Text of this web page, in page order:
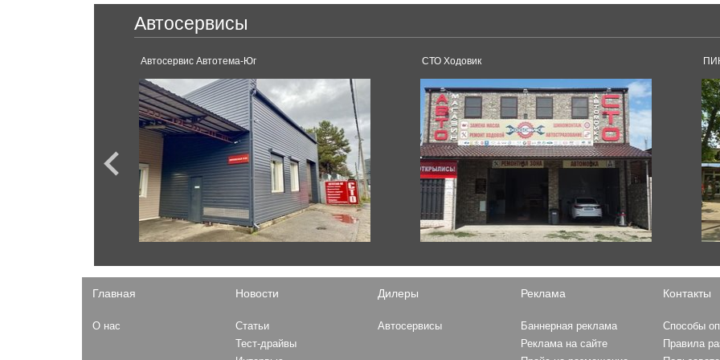
488 GTB
Explorer
Fiesta
Expedition
Pathfinder
Micra
Juke
GT-R
X-Terra
Rogue
Terrano
Almera
Skyline
Murano
Patrol
Mokka
XC70
XC90
Hyundai
Elantra
Grandeur
Sonata
Solaris
Santa Fe
King Long
MERCEDES AMG
MOTORSPORT
MCLAREN F1 TEAM
Автосервисы
Автосервис Автотема-Юг СТО Ходовик
Главная
О нас
Новости
Статьи
Тест-драйвы
Дилеры
Автосервисы
Реклама
Баннерная реклама
Реклама на сайте
Контакты
Способы
Правила